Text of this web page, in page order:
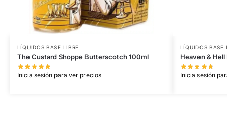
LÍQUIDOS BASE LIBRE
The Custard Shoppe Butterscotch 100ml
Inicia sesión para ver precios
LÍQUIDOS BASE
Heaven & Hell
Inicia sesión